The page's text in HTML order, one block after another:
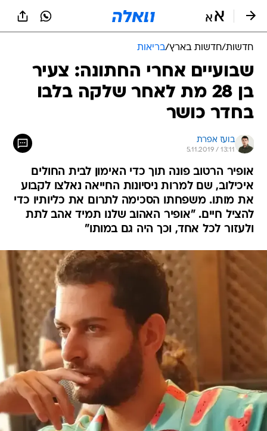
חדשות/חדשות בארץ/בריאות
שבועיים אחרי החתונה: צעיר
בן 28 מת לאחר שלקה בלבו
בחדר כושר
בועז אפרת
5.11.2019 / 13:11
אופיר הרטוב פונה תוך כדי האימון לבית החולים
איכילוב, שם למרות ניסיונות החייאה נאלצו לקבוע
את מותו. משפחתו הסכימה לתרום את כליותיו כדי
להציל חיים. "אופיר האהוב שלנו תמיד אהב לתת
ולעזור לכל אחד, וכך היה גם במותו"